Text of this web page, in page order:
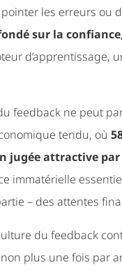
les erreurs ou
sur la
d’apprentissage,
feedback ne peut
tendu, où
jugée attractive par
immatérielle
– des attentes
du feedback
plus une fois par